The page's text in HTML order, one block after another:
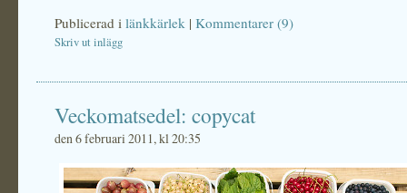
Publicerad i länkkärlek | Kommentarer (9)
Skriv ut inlägg
Veckomatsedel: copycat
den 6 februari 2011, kl 20:35